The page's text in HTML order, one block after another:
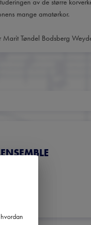
av de større
mange amatørkor.
Marit Tøndel Bodsberg